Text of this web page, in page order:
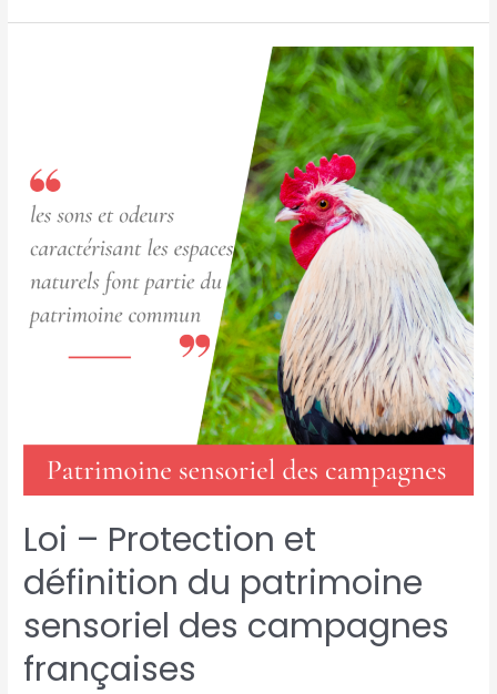
Loi – Protection et
définition du patrimoine
sensoriel des campagnes
françaises